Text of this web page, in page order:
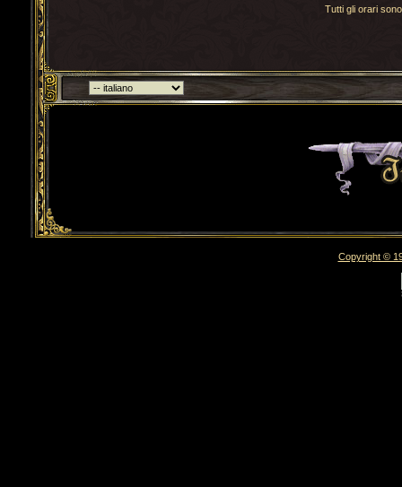
Tutti gli orari
Torna indietro
Copyright ©